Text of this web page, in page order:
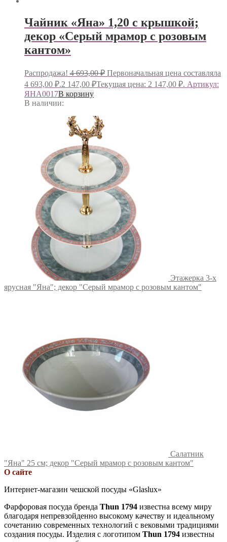
Чайник «Яна» 1,20 с крышкой;
декор «Серый мрамор с розовым
кантом»
Распродажа! 4 693,00₽ Первоначальная цена составляла
4 693,00 ₽.2 147,00 ₽Текущая цена: 2 147,00 ₽. Артикул:
ЯНА0017В корзину
В наличии:
Этажерка 3-х
ярусная "Яна"; декор "Серый мрамор с розовым кантом"
Салатник
"Яна" 25 см; декор "Серый мрамор с розовым кантом"
О сайте
Интернет-магазин чешской посуды «Glaslux»
Фарфоровая посуда бренда Thun 1794 известна всему миру
благодаря непревзойденно высокому качеству и идеальному
сочетанию современных технологий с вековыми традициями
создания посуды. Изделия с логотипом Thun 1794 известны